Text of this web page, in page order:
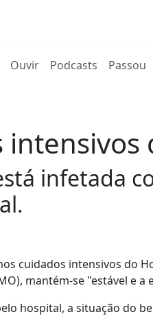
Ouvir(current)
Podcasts Passou
infetada
cuidados intensivos do
mantém-se "estável e
hospital, a situação do